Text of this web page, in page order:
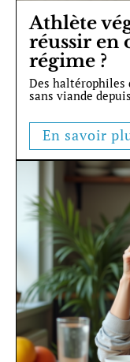
Athlète
réussir en
régime ?
Des haltérophiles
sans viande
En savoir